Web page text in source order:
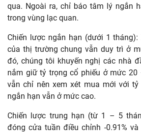
qua. Ngoài ra, chỉ báo tâm lý ngắn
trong vùng lạc quan.
Chiến lược ngắn hạn (dưới 1
của thị trường chung vẫn duy trì ở
đó, chúng tôi khuyến nghị các nhà
nắm giữ tỷ trọng cổ phiếu ở mức 20
vẫn chỉ nên xem xét mua mới với
ngắn hạn vẫn ở mức cao.
Chiến lược trung hạn (từ 1 – 5
đóng cửa tuần điều chỉnh -0.91%